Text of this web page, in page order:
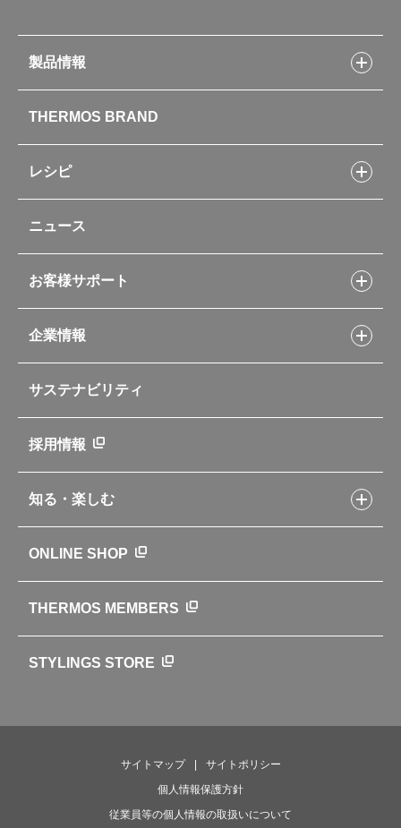
製品情報
水筒
お弁当
キッチン用品
ポット・アイスペール
コーヒーメーカー
ソフトクーラー・バッグ
自転車専用ボトル
アパレル小物
新製品一覧
カタログ
THERMOS BRAND
レシピ
フライパンレシピ
シャトルシェフレシピ
スープジャーレシピ
イージースモーカーレシピ
レシピ本のご紹介
ニュース
お客様サポート
交換用部品の購入方法
部品の種類や販売状況を調べる
よくあるご質問・お問い合わせ
企業情報
企業理念
会社概要
ニュース
世界のサーモス
サーモスの歴史
サステナビリティ
採用情報
知る・楽しむ
クラブサーモス
WEBマガジン
お弁当にエールを込めて
ONLINE SHOP
THERMOS MEMBERS
STYLINGS STORE
サイトマップ
サイトポリシー
個人情報保護方針
従業員等の個人情報の取扱いについて